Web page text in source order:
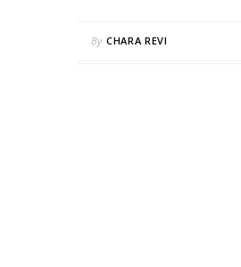
By CHARA REVI